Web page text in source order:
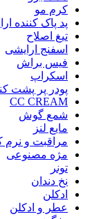
کرم مو
پد پاک کننده
تیغ اصلاح
اسفنج ارایشی
فیس براش
اسکراپ
پودر پر پشت
CC CREAM
شمع گوش
مایع لنز
مراقبت و نرم
مژه مصنوعی
تونر
نخ دندان
ادکلن
عطر و ادکلن